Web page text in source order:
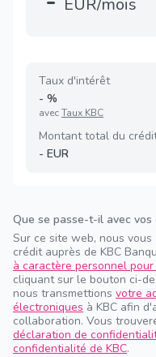
EUR/mois
Taux d'intérêt
- %
avecTaux KBC
Montant total du
- EUR
Que se passe-t-il avec
Sur ce site web, nous
crédit auprès de KBC
à caractère personnel
cliquant sur le bouton ci-
nous transmettions votre
électroniques à KBC afin
collaboration. Vous
déclaration de
confidentialité de KBC.